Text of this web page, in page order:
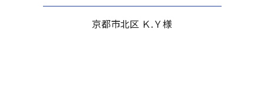
京都市北区 Ｋ.Ｙ様